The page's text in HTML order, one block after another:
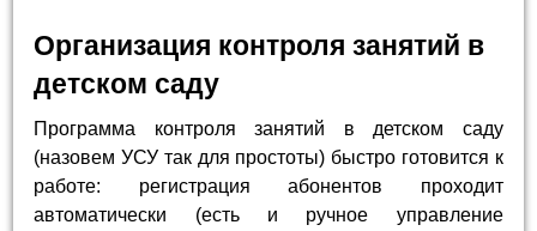
Организация контроля занятий в
детском саду
Программа контроля занятий в детском саду
(назовем УСУ так для простоты) быстро готовится к
работе: регистрация абонентов проходит
автоматически (есть и ручное управление